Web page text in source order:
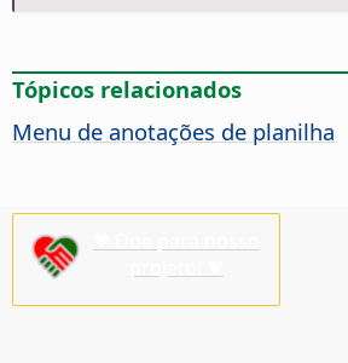
Tópicos relacionados
Menu de anotações de planilha